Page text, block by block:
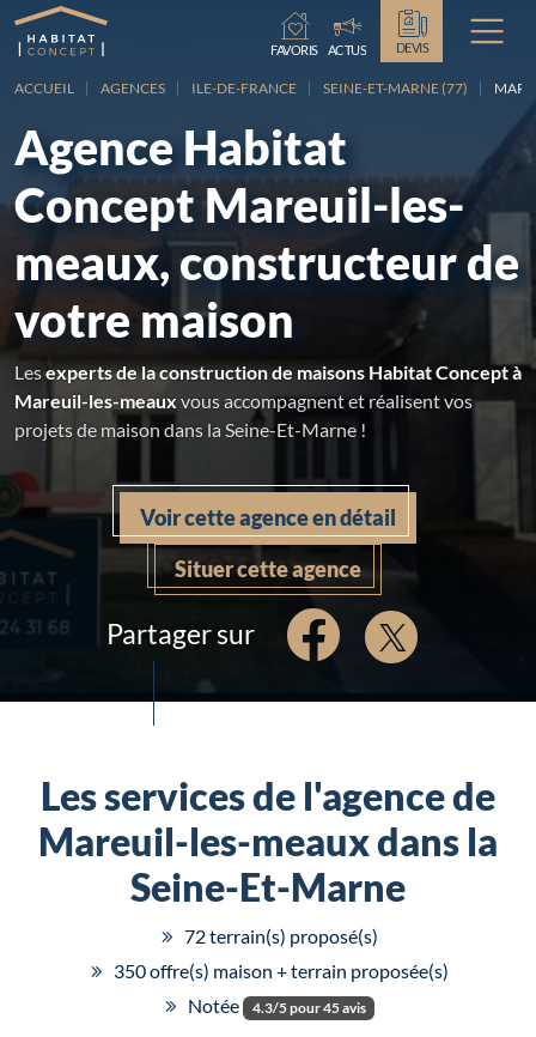
Chargement...
FAVORIS
ACTUS DEVIS
ACCUEIL AGENCES ILE-DE-FRANCE SEINE-ET-MARNE (77)
Agence Habitat
Concept Mareuil-les-
meaux, constructeur de
votre maison
Lesexperts de la construction de maisons Habitat Concept à
Mareuil-les-meauxvous accompagnent et réalisent vos
projets de maison dans la Seine-Et-Marne !
Voir cette agence en détail
Situer cette agence
Partager sur
Les services de l'agence de
Mareuil-les-meaux dans la
Seine-Et-Marne
72 terrain(s) proposé(s)
350 offre(s) maison + terrain proposée(s)
Notée
4.3/5 pour 45 avis